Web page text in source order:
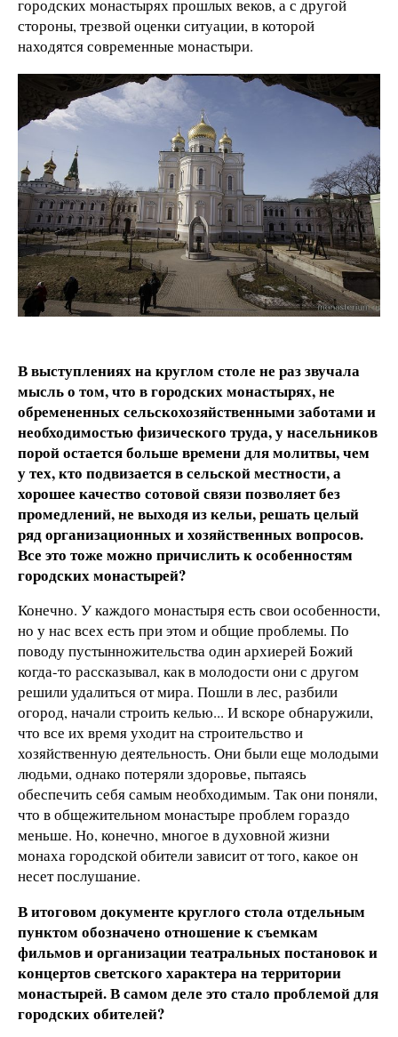
городских монастырях прошлых веков, а с другой
стороны, трезвой оценки ситуации, в которой
находятся современные монастыри.
В выступлениях на круглом столе не раз звучала
мысль о том, что в городских монастырях, не
обремененных сельскохозяйственными заботами и
необходимостью физического труда, у насельников
порой остается больше времени для молитвы, чем
у тех, кто подвизается в сельской местности, а
хорошее качество сотовой связи позволяет без
промедлений, не выходя из кельи, решать целый
ряд организационных и хозяйственных вопросов.
Все это тоже можно причислить к особенностям
городских монастырей?
Конечно. У каждого монастыря есть свои особенности,
но у нас всех есть при этом и общие проблемы. По
поводу пустынножительства один архиерей Божий
когда-то рассказывал, как в молодости они с другом
решили удалиться от мира. Пошли в лес, разбили
огород, начали строить келью... И вскоре обнаружили,
что все их время уходит на строительство и
хозяйственную деятельность. Они были еще молодыми
людьми, однако потеряли здоровье, пытаясь
обеспечить себя самым необходимым. Так они поняли,
что в общежительном монастыре проблем гораздо
меньше. Но, конечно, многое в духовной жизни
монаха городской обители зависит от того, какое он
несет послушание.
В итоговом документе круглого стола отдельным
пунктом обозначено отношение к съемкам
фильмов и организации театральных постановок и
концертов светского характера на территории
монастырей. В самом деле это стало проблемой для
городских обителей?